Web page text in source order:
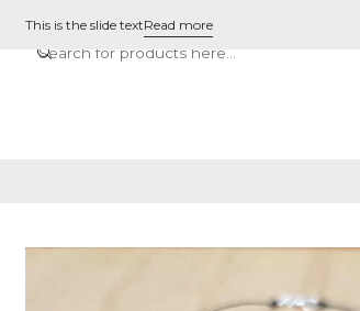
This is the slide textRead more